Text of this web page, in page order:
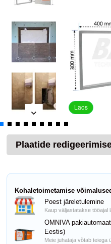
Laos
Plaatide
Kohaletoimetamise
Poest järeletulemine
Kaup väljastatakse tööajal
OMNIVA
Eestis)
Meie juhataja võtab teiega